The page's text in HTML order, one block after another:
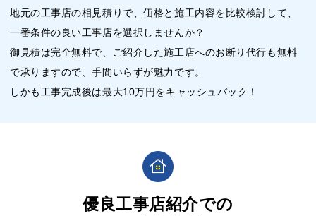
地元の工事店の相見積りで、価格と施工内容を比較検討して、
一番条件の良い工事店を選択しませんか？
御見積は完全無料で、ご紹介した施工店へのお断り代行も無料
で承りますので、手間いらずが魅力です。
しかも工事完成後は最大10万円をキャッシュバック！
優良工事店紹介での